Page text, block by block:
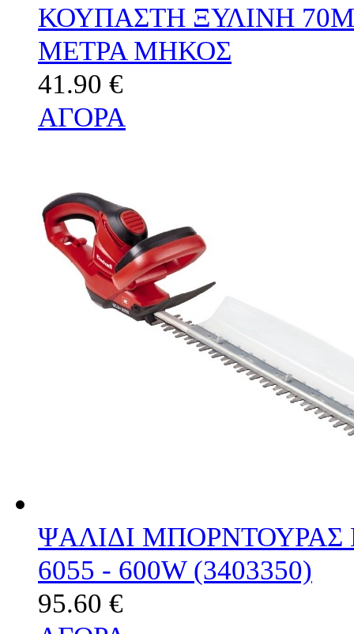
ΚΟΥΠΑΣΤΗ ΞΥΛΙΝΗ
ΜΕΤΡΑ ΜΗΚΟΣ
41.90 €
ΑΓΟΡΑ
ΨΑΛΙΔΙ ΜΠΟΡΝΤΟΥΡΑΣ
6055 - 600W (3403350)
95.60 €